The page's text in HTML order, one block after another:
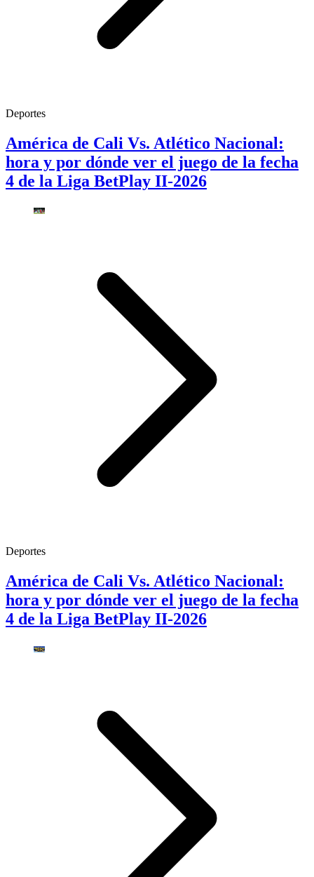
Deportes
América de Cali Vs. Atlético Nacional:
hora y por dónde ver el juego de la fecha
4 de la Liga BetPlay II-2026
Deportes
América de Cali Vs. Atlético Nacional:
hora y por dónde ver el juego de la fecha
4 de la Liga BetPlay II-2026